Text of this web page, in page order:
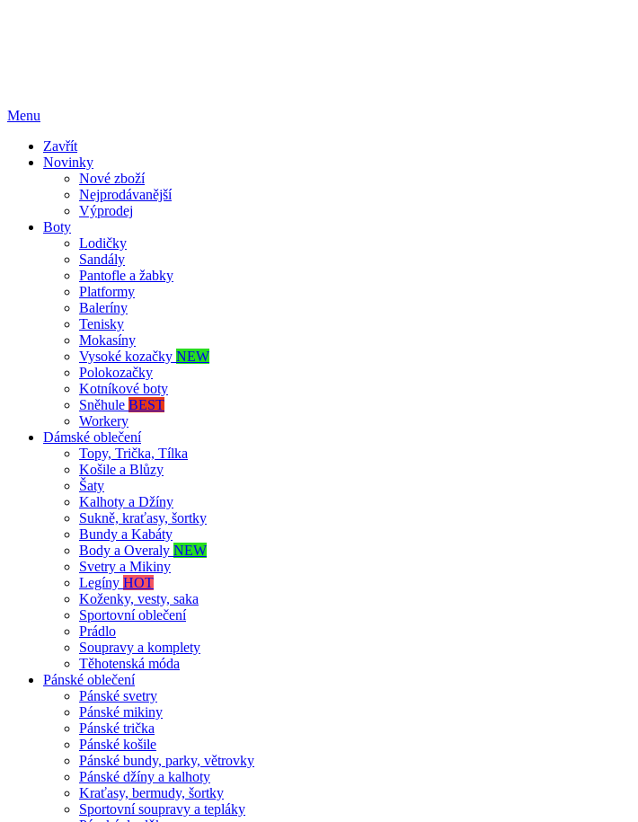
Menu
Zavřít
Novinky
Nové zboží
Nejprodávanější
Výprodej
Boty
Lodičky
Sandály
Pantofle a žabky
Platformy
Baleríny
Tenisky
Mokasíny
Vysoké kozačky NEW
Polokozačky
Kotníkové boty
Sněhule BEST
Workery
Dámské oblečení
Topy, Trička, Tílka
Košile a Blůzy
Šaty
Kalhoty a Džíny
Sukně, kraťasy, šortky
Bundy a Kabáty
Body a Overaly NEW
Svetry a Mikiny
Legíny HOT
Koženky, vesty, saka
Sportovní oblečení
Prádlo
Soupravy a komplety
Těhotenská móda
Pánské oblečení
Pánské svetry
Pánské mikiny
Pánské trička
Pánské košile
Pánské bundy, parky, větrovky
Pánské džíny a kalhoty
Kraťasy, bermudy, šortky
Sportovní soupravy a tepláky